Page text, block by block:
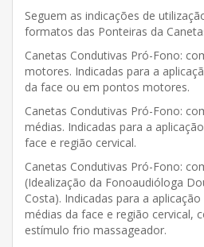
Seguem as indicações de
formatos das Ponteiras da
Canetas Condutivas Pró-Fono:
motores. Indicadas para a
da face ou em pontos motores.
Canetas Condutivas Pró-Fono:
médias. Indicadas para a
face e região cervical.
Canetas Condutivas Pró-Fono:
(Idealização da Fonoaudióloga
Costa). Indicadas para a
médias da face e região cervical,
estímulo frio massageador.